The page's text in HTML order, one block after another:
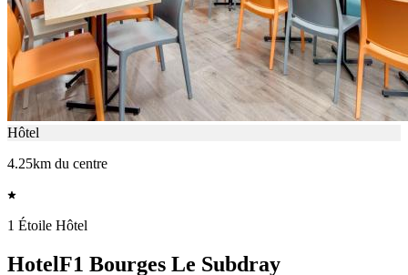
Hôtel
4.25km du centre
1 Étoile Hôtel
HotelF1 Bourges Le Subdray